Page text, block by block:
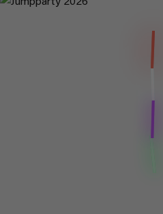
HOPPA,
KALAS
SKRATT